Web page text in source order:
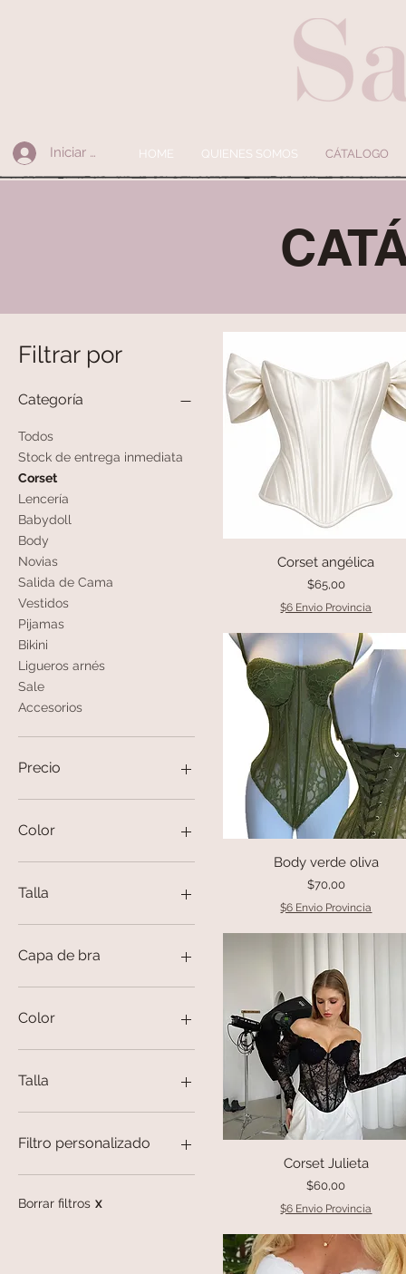
Iniciar sesión HOME QUIENES SOMOS CÁTALOGO
Filtrar por
Categoría
Todos
Stock de entrega inmediata
Corset
Lencería
Babydoll
Body
Novias
Salida de Cama
Vestidos
Pijamas
Bikini
Ligueros arnés
Sale
Accesorios
Precio
0 US$
Color
Talla
Capa de bra
32b
34b
38b
40b
Color
azul marino
black
Pink
rojo
Talla
L
M
S
S/M
Filtro personalizado
Corset
Lencería
Borrar filtros X
Vista rápida
Corset angélica
Precio
$65,00
$6 Envio Provincia
Vista rápida
Body verde oliva
Precio
$70,00
$6 Envio Provincia
Vista rápida
Corset Julieta
Precio
$60,00
$6 Envio Provincia